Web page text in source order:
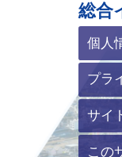
総合
個人
プラ
サイ
この